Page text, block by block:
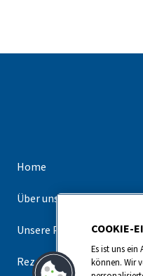
Home
Über uns
Unsere Produkte
Rezepte
COOKIE-
Es ist uns ein
können. Wir